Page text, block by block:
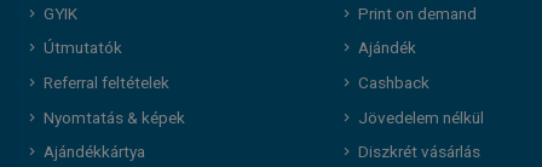
GYIK
Útmutatók
Referral feltételek
Nyomtatás & képek
Ajándékkártya
Print on demand
Ajándék
Cashback
Jövedelem nélkül
Diszkrét vásárlás